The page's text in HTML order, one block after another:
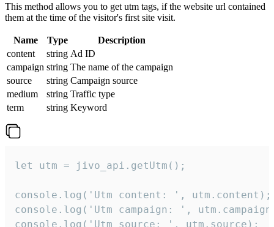
This method allows you to get utm tags, if the website url contained
them at the time of the visitor's first site visit.
Name Type
Description
content
string Ad ID
campaign string The name of the campaign
source
string Campaign source
medium
string Traffic type
term
string Keyword
let utm = jivo_api.getUtm();
console.log('Utm content: ', utm.content);
console.log('Utm campaign: ',
console.log('Utm source: ', utm.source);